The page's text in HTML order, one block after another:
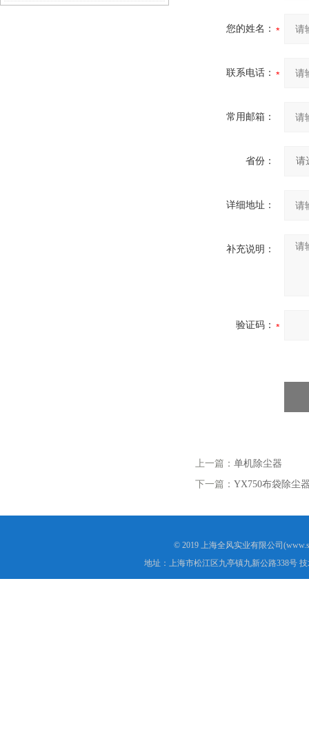
您的姓名：
联系电话：
常用邮箱：
省份：
详细地址：
补充说明：
验证码：
上一篇： 单机除尘器
下一篇： YX750布袋除尘
© 2019 上海全风实业有限公司
地址：上海市松江区九亭镇九新公路338号